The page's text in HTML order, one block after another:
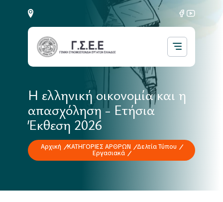
Η ελληνική οικονομία και η
απασχόληση - Ετήσια
Έκθεση 2026
Αρχική ΚΑΤΗΓΟΡΙΕΣ ΑΡΘΡΩΝ
Δελτία Τύπου
Εργασιακά